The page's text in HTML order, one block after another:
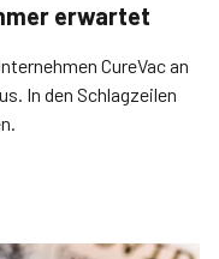
erwartet
CureVac an
In den Schlagzeilen